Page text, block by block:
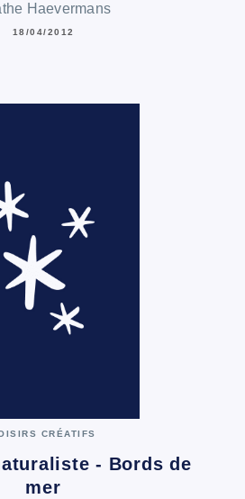
Haevermans
18/04/2012
CRÉATIFS
- Bords de
mer